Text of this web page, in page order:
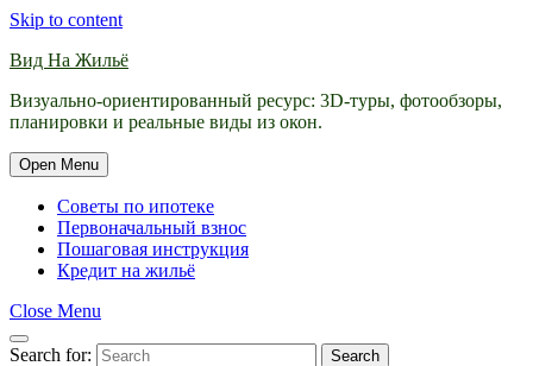
Skip to content
Вид На Жильё
Визуально-ориентированный ресурс: 3D-туры, фотообзоры,
планировки и реальные виды из окон.
Open Menu
Советы по ипотеке
Первоначальный взнос
Пошаговая инструкция
Кредит на жильё
Close Menu
Search for: Search